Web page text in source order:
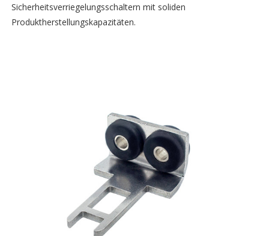
Sicherheitsverriegelungsschaltern mit soliden
Produktherstellungskapazitäten.